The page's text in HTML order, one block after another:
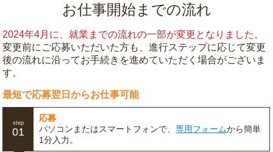
お仕事開始までの流れ
2024年4月に、就業までの流れの一部が変更となりました。
変更前にご応募いただいた方も、進行ステップに応じて変更
後の流れに沿ってお手続きを進めていただく場合がございま
す。
最短で応募翌日からお仕事可能
step
01
応募
パソコンまたはスマートフォンで、専用フォームから簡単
1分入力。